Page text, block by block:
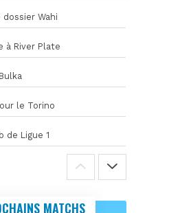
dossier Wahi
à River Plate
le Torino
de Ligue 1
MATCHS